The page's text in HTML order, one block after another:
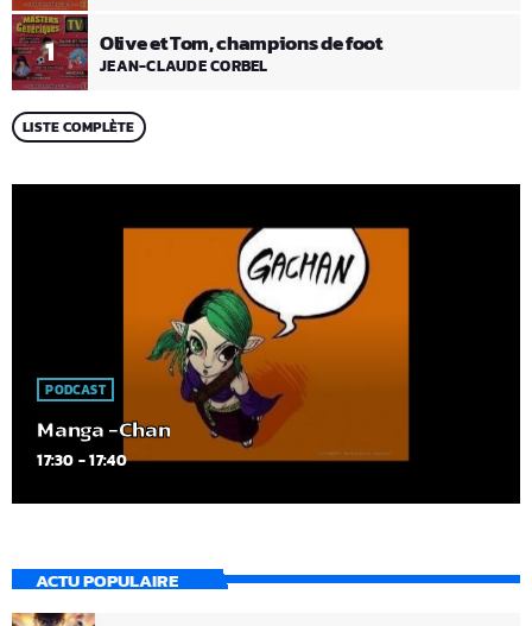
1 Olive et Tom, champions de foot
JEAN-CLAUDE CORBEL
LISTE COMPLÈTE
PODCAST
Manga -Chan
17:30 - 17:40
ACTU POPULAIRE